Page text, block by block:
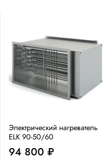
Электрический нагреватель
ELK 90-50/60
94 800 ₽